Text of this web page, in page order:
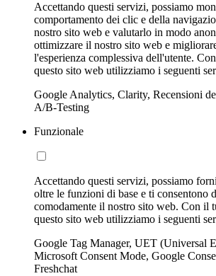
Accettando questi servizi, possiamo
comportamento dei clic e della
nostro sito web e valutarlo in modo
ottimizzare il nostro sito web e
l'esperienza complessiva dell'utente.
questo sito web utilizziamo i seguenti
Google Analytics, Clarity, Recensioni
A/B-Testing
Funzionale
Accettando questi servizi, possiamo
oltre le funzioni di base e ti consentono
comodamente il nostro sito web. Con il
questo sito web utilizziamo i seguenti
Google Tag Manager, UET (Universal
Microsoft Consent Mode, Google
Freshchat